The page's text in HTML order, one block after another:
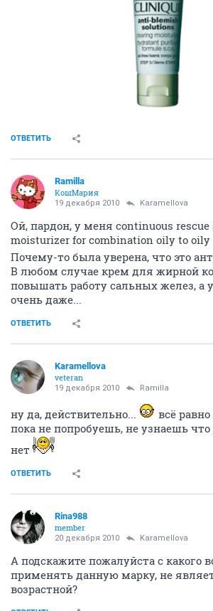
ОТВЕТИТЬ
Ramilla
КошМария
19 декабря 2010 Karamellova
Ой, пардон, у меня continuous
moisturizer for combination oily to oily
Почему-то была уверена, что это
В любом случае крем для жирной
повышать работу сальных желез, а
очень даже...
ОТВЕТИТЬ
Karamellova
veteran
19 декабря 2010 Ramilla
ну да, действительно...
всё
пока не попробуешь, не узнаешь
нет
ОТВЕТИТЬ
Rina988
member
20 декабря 2010 Karamellova
А подскажите пожалуйста с какого
применять данную марку, не
возрастной?